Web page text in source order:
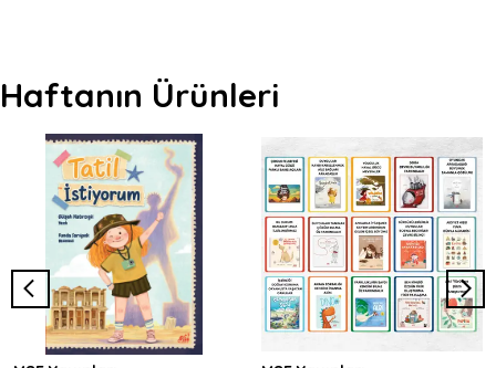
Haftanın Ürünleri